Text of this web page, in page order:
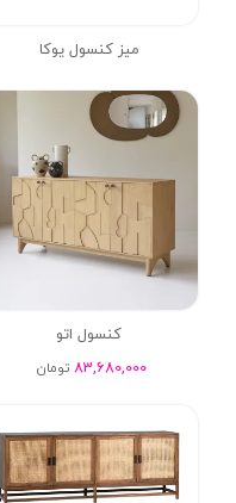
میز کنسول یوکا
کنسول اتو
83,680,000 تومان